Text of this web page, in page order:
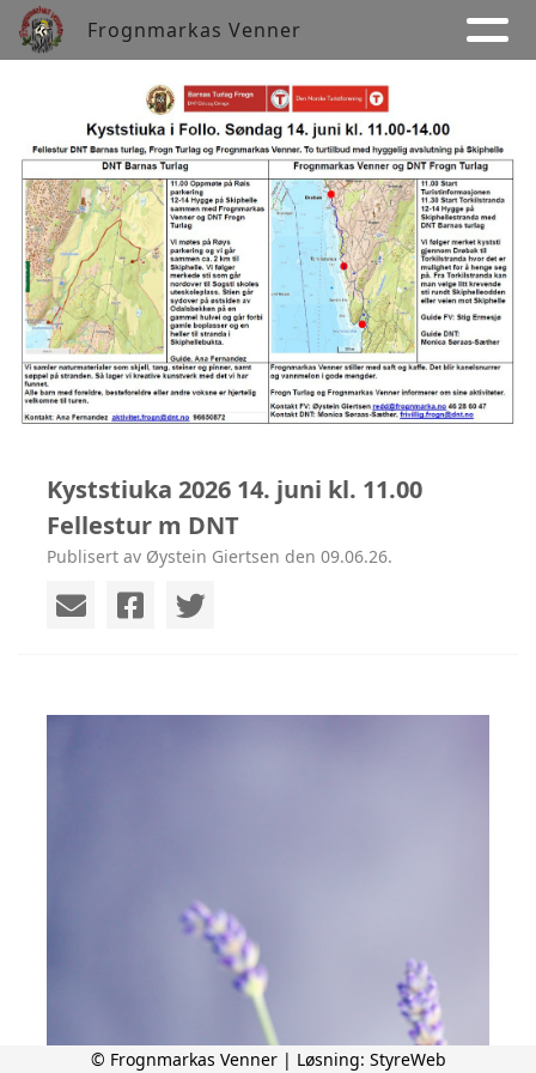
Frognmarkas Venner
Kyststiuka 2026 14. juni kl. 11.00
Fellestur m DNT
Publisert av Øystein Giertsen den 09.06.26.
© Frognmarkas Venner | Løsning: StyreWeb